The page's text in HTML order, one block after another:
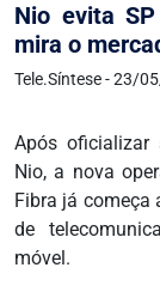
Nio evita
mira o
Tele.Síntese - 23/
Após oficializar
Nio, a nova
Fibra já começa
de
móvel.